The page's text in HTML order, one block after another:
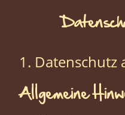
1. Datenschutz
Allgemeine